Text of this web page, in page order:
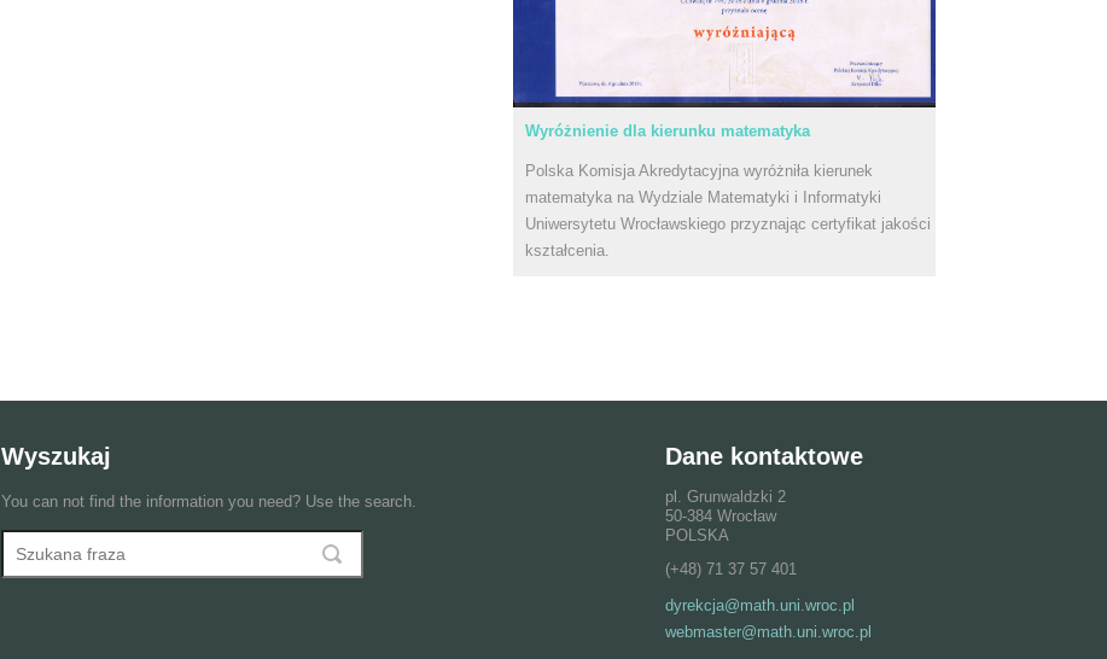
Wyróżnienie dla kierunku matematyka
Polska Komisja Akredytacyjna wyróżniła kierunek
matematyka na Wydziale Matematyki i Informatyki
Uniwersytetu Wrocławskiego przyznając certyfikat jakości
kształcenia.
Wyszukaj
You can not find the information you need? Use the search.
Formularz wyszukiwania
Wyszukaj
Dane kontaktowe
pl. Grunwaldzki 2
50-384 Wrocław
POLSKA
(+48) 71 37 57 401
dyrekcja@math.uni.wroc.pl
webmaster@math.uni.wroc.pl